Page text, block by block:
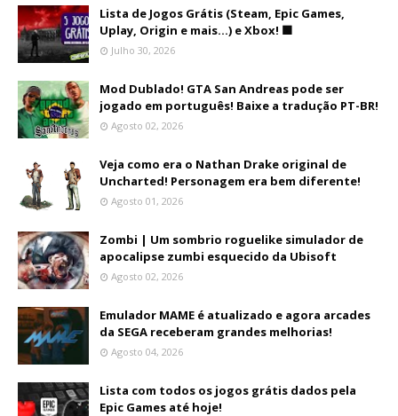
Lista de Jogos Grátis (Steam, Epic Games,
Uplay, Origin e mais...) e Xbox! 🟩
Julho 30, 2026
Mod Dublado! GTA San Andreas pode ser
jogado em português! Baixe a tradução PT-BR!
Agosto 02, 2026
Veja como era o Nathan Drake original de
Uncharted! Personagem era bem diferente!
Agosto 01, 2026
Zombi | Um sombrio roguelike simulador de
apocalipse zumbi esquecido da Ubisoft
Agosto 02, 2026
Emulador MAME é atualizado e agora arcades
da SEGA receberam grandes melhorias!
Agosto 04, 2026
Lista com todos os jogos grátis dados pela
Epic Games até hoje!